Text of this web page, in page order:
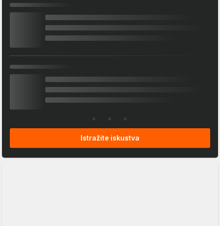
Istražite iskustva